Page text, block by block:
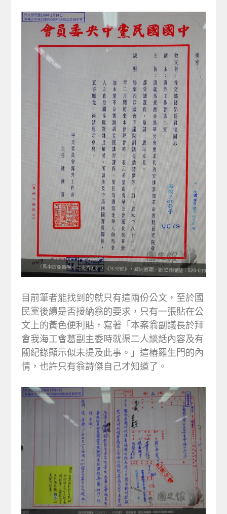
目前筆者能找到的就只有這兩份公文，至於國
民黨後續是否接納翁的要求，只有一張貼在公
文上的黃色便利貼，寫著「本案翁副議長於拜
會我海工會葛副主委時就渠二人談話內容及有
關紀錄顯示似未提及此事。」這樁羅生門的內
情，也許只有翁詩傑自己才知道了。